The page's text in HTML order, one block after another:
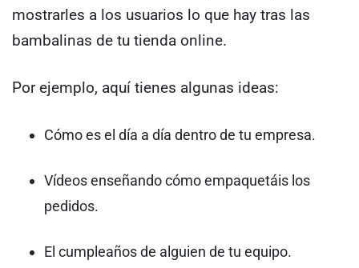
mostrarles a los usuarios lo que hay tras las
bambalinas de tu tienda online.
Por ejemplo, aquí tienes algunas ideas:
Cómo es el día a día dentro de tu empresa.
Vídeos enseñando cómo empaquetáis los
pedidos.
El cumpleaños de alguien de tu equipo.